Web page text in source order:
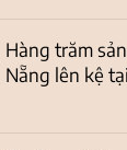
Hàng trăm
Nẵng lên kệ